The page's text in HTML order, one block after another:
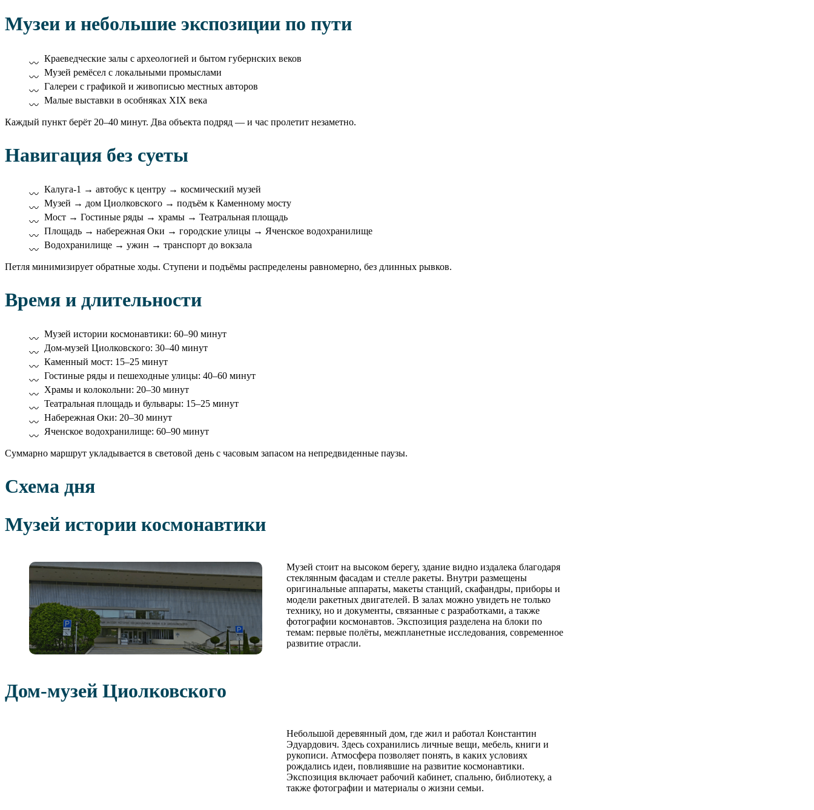
Музеи и небольшие экспозиции по пути
Краеведческие залы с археологией и бытом губернских веков
Музей ремёсел с локальными промыслами
Галереи с графикой и живописью местных авторов
Малые выставки в особняках XIX века
Каждый пункт берёт 20–40 минут. Два объекта подряд — и час пролетит незаметно.
Навигация без суеты
Калуга-1 → автобус к центру → космический музей
Музей → дом Циолковского → подъём к Каменному мосту
Мост → Гостиные ряды → храмы → Театральная площадь
Площадь → набережная Оки → городские улицы → Яченское водохранилище
Водохранилище → ужин → транспорт до вокзала
Петля минимизирует обратные ходы. Ступени и подъёмы распределены равномерно, без длинных рывков.
Время и длительности
Музей истории космонавтики: 60–90 минут
Дом-музей Циолковского: 30–40 минут
Каменный мост: 15–25 минут
Гостиные ряды и пешеходные улицы: 40–60 минут
Храмы и колокольни: 20–30 минут
Театральная площадь и бульвары: 15–25 минут
Набережная Оки: 20–30 минут
Яченское водохранилище: 60–90 минут
Суммарно маршрут укладывается в световой день с часовым запасом на непредвиденные паузы.
Схема дня
Музей истории космонавтики
Музей стоит на высоком берегу, здание видно издалека благодаря
стеклянным фасадам и стелле ракеты. Внутри размещены
оригинальные аппараты, макеты станций, скафандры, приборы и
модели ракетных двигателей. В залах можно увидеть не только
технику, но и документы, связанные с разработками, а также
фотографии космонавтов. Экспозиция разделена на блоки по
темам: первые полёты, межпланетные исследования, современное
развитие отрасли.
Дом-музей Циолковского
Небольшой деревянный дом, где жил и работал Константин
Эдуардович. Здесь сохранились личные вещи, мебель, книги и
рукописи. Атмосфера позволяет понять, в каких условиях
рождались идеи, повлиявшие на развитие космонавтики.
Экспозиция включает рабочий кабинет, спальню, библиотеку, а
также фотографии и материалы о жизни семьи.